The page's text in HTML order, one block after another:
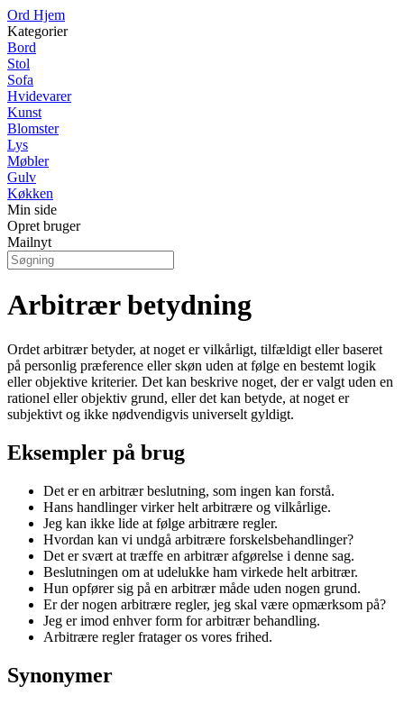
Ord Hjem
Kategorier
Bord
Stol
Sofa
Hvidevarer
Kunst
Blomster
Lys
Møbler
Gulv
Køkken
Min side
Opret bruger
Mailnyt
Arbitrær betydning
Ordet arbitrær betyder, at noget er vilkårligt, tilfældigt eller baseret
på personlig præference eller skøn uden at følge en bestemt logik
eller objektive kriterier. Det kan beskrive noget, der er valgt uden en
rationel eller objektiv grund, eller det kan betyde, at noget er
subjektivt og ikke nødvendigvis universelt gyldigt.
Eksempler på brug
Det er en arbitrær beslutning, som ingen kan forstå.
Hans handlinger virker helt arbitrære og vilkårlige.
Jeg kan ikke lide at følge arbitrære regler.
Hvordan kan vi undgå arbitrære forskelsbehandlinger?
Det er svært at træffe en arbitrær afgørelse i denne sag.
Beslutningen om at udelukke ham virkede helt arbitrær.
Hun opfører sig på en arbitrær måde uden nogen grund.
Er der nogen arbitrære regler, jeg skal være opmærksom på?
Jeg er imod enhver form for arbitrær behandling.
Arbitrære regler fratager os vores frihed.
Synonymer